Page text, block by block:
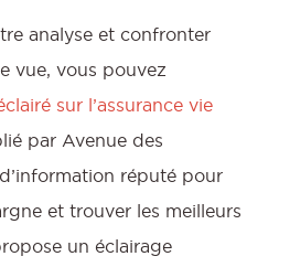
analyse et confronter
vue, vous pouvez
sur l’assurance vie
par Avenue des
réputé pour
et trouver les meilleurs
un éclairage